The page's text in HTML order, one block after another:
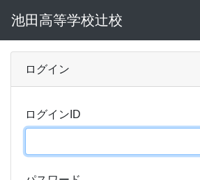
池田高等学校辻校
ログイン
ログインID